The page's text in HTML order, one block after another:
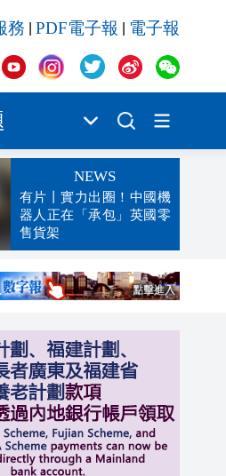
務 PDF電子報 電子報
NEWS
有片丨實力出圈！中國機
器人正在「承包」英國零
售貨架